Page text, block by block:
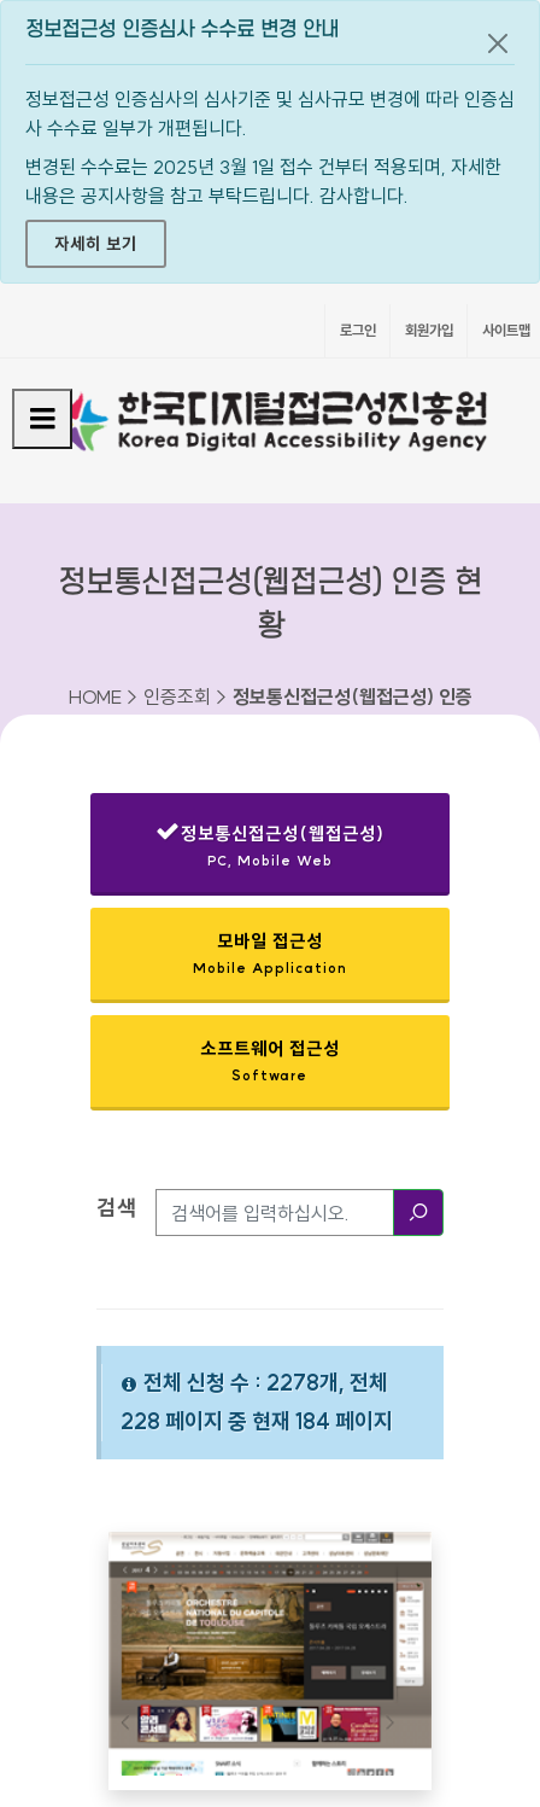
정보접근성 인증심사 수수료 변경 안내
정보접근성 인증심사의 심사기준 및 심사규모 변경에 따라 인증심
사 수수료 일부가 개편됩니다.
변경된 수수료는 2025년 3월 1일 접수 건부터 적용되며, 자세한
내용은 공지사항을 참고 부탁드립니다. 감사합니다.
자세히 보기
공지
로그인 회원가입 사이트맵
정보통신접근성(웹접근성) 인증 현
황
HOME > 인증조회 > 정보통신접근성(웹접근성) 인증
정보통신접근성(웹접근성)
PC, Mobile Web
모바일 접근성
Mobile Application
소프트웨어 접근성
Software
검색옵션
검색
전체 신청 수 : 2278개, 전체
228 페이지 중 현재 184 페이지